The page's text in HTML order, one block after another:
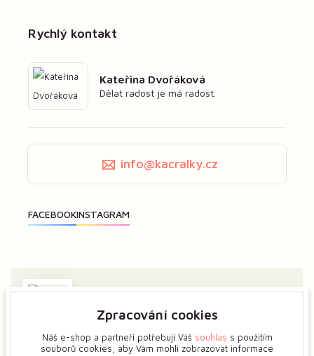
Zajímá vás má tvorba? Dejte mi předem vědět a ukážeme
Rychlý kontakt
Kateřina Dvořáková
Dělat radost je má radost.
info@kacralky.cz
Zpracování cookies
Náš e-shop a partneři potřebují Váš souhlas s použitím
souborů cookies, aby Vám mohli zobrazovat informace